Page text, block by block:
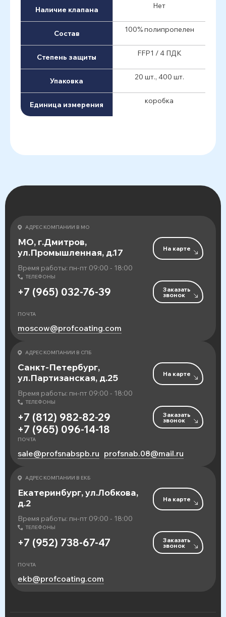
Наличие клапана Нет
Состав 100% полипропелен
Степень защиты FFP1 / 4 ПДК
Упаковка 20 шт., 400 шт.
Единица измерения коробка
АДРЕС КОМПАНИИ В МО
МО, г.Дмитров,
ул.Промышленная, д.17
Время работы: пн-пт 09:00 - 18:00
На карте
ТЕЛЕФОНЫ
+7 (965) 032-76-39 Заказать
звонок
ПОЧТА
moscow@profcoating.com
АДРЕС КОМПАНИИ В СПБ
Санкт-Петербург,
ул.Партизанская, д.25
Время работы: пн-пт 09:00 - 18:00
На карте
ТЕЛЕФОНЫ
+7 (812) 982-82-29
+7 (965) 096-14-18
Заказать
звонок
ПОЧТА
sale@profsnabspb.ru profsnab.08@mail.ru
АДРЕС КОМПАНИИ В ЕКБ
Екатеринбург, ул.Лобкова,
д.2
Время работы: пн-пт 09:00 - 18:00
На карте
ТЕЛЕФОНЫ
+7 (952) 738-67-47 Заказать
звонок
ПОЧТА
ekb@profcoating.com